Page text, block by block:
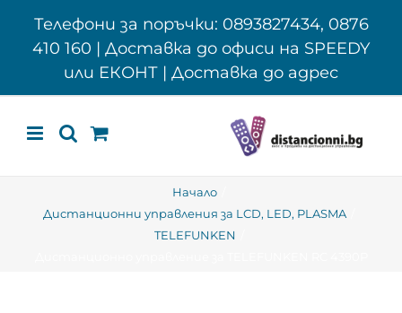
Телефони за поръчки: 0893827434, 0876
410 160 | Доставка до офиси на SPEEDY
или ЕКОНТ | Доставка до адрес
Начало
Дистанционни управления за LCD, LED, PLASMA
TELEFUNKEN